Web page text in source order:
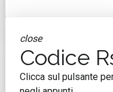
close
Codice
Clicca sul pulsante